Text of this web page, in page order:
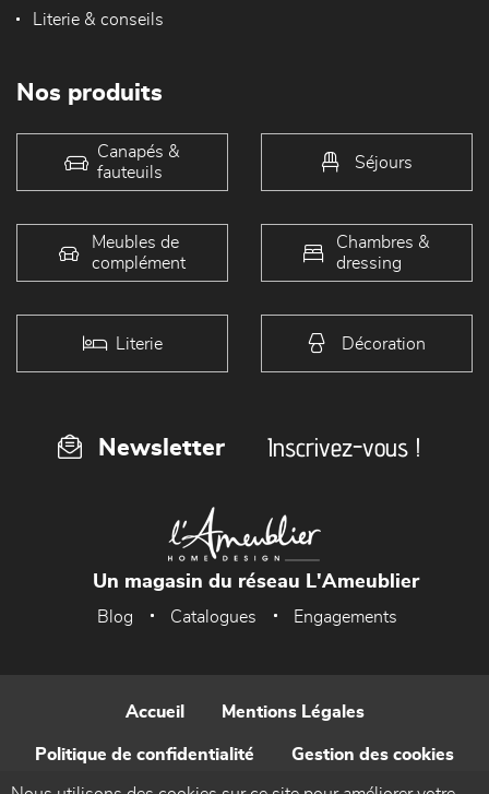
Literie & conseils
Nos produits
Canapés &
fauteuils
Séjours
Meubles de
complément
Chambres &
dressing
Literie Décoration
Newsletter Inscrivez-vous !
Un magasin du réseau L'Ameublier
Blog Catalogues Engagements
Accueil Mentions Légales
Politique de confidentialité Gestion des cookies